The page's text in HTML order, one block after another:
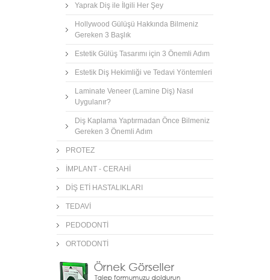
Yaprak Diş ile İlgili Her Şey
Hollywood Gülüşü Hakkında Bilmeniz
Gereken 3 Başlık
Estetik Gülüş Tasarımı için 3 Önemli Adım
Estetik Diş Hekimliği ve Tedavi Yöntemleri
Laminate Veneer (Lamine Diş) Nasıl
Uygulanır?
Diş Kaplama Yaptırmadan Önce Bilmeniz
Gereken 3 Önemli Adım
PROTEZ
İMPLANT - CERAHİ
DİŞ ETİ HASTALIKLARI
TEDAVİ
PEDODONTİ
ORTODONTİ